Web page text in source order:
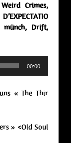
Crimes,
münch, Drift,
00:00
« The Thir
» <Old Soul